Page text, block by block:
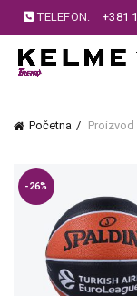
TELEFON: +381
Početna Proizvod
-26%